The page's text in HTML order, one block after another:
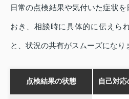
日常の点検結果や気付いた症状
おき、相談時に具体的に伝えら
と、状況の共有がスムーズになり
点検結果の状態 自己対応